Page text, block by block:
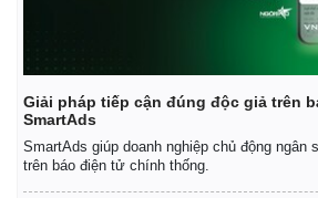
Giải pháp tiếp cận đúng độc giả trên
SmartAds
SmartAds giúp doanh nghiệp chủ động ngân
trên báo điện tử chính thống.